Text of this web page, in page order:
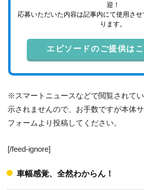
迎！
応募いただいた内容は記事内にて使用さ
ります。
エピソードのご提供は
※スマートニュースなどで閲覧されて
示されませんので、お手数ですが本体
フォームより投稿してください。
[/feed-ignore]
車幅感覚、全然わからん！